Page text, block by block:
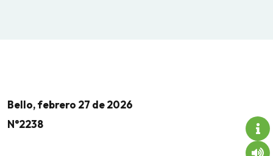
Bello, febrero 27 de 2026
N°2238